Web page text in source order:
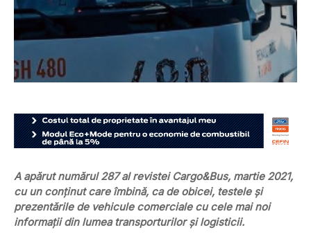
A apărut numărul 287 al revistei Cargo&Bus, martie 2021,
cu un conținut care îmbină, ca de obicei, testele și
prezentările de vehicule comerciale cu cele mai noi
informații din lumea transporturilor și logisticii.